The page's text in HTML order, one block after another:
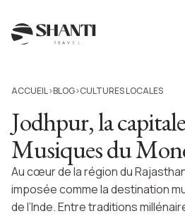
ACCUEIL>BLOG>CULTURES LOCALES
Jodhpur, la
Musiques du
Au cœur de la région du
imposée comme la destination
de l’Inde. Entre traditions